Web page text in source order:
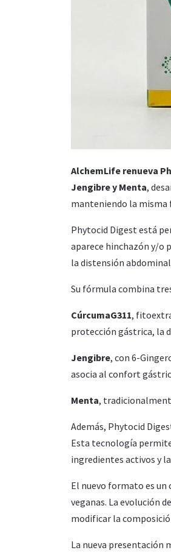
AlchemLife renueva
Jengibre y Menta,
manteniendo la misma
Phytocid Digest está
aparece hinchazón y/o
la distensión
Su fórmula combina
CúrcumaG311,
protección gástrica, la
Jengibre, con 6-
asocia al confort
Menta,
Además, Phytocid
Esta tecnología
ingredientes activos y
El nuevo formato es
veganas. La evolución
modificar la
La nueva presentación